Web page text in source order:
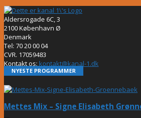
Aldersrogade 6C, 3
2100 København Ø
Denmark
Tel: 70 20 00 04
CVR. 17059483
Kontakt os: kontakt@kanal-1.dk
NYESTE PROGRAMMER
Mettes Mix – Signe Elisabeth